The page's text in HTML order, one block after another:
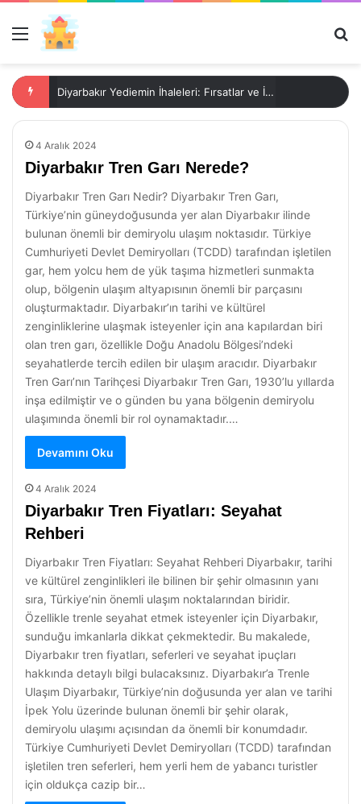
Menü
Diyarbakır Yediemin İhaleleri: Fırsatlar ve İpuçları
4 Aralık 2024
Diyarbakır Tren Garı Nerede?
Diyarbakır Tren Garı Nedir? Diyarbakır Tren Garı,
Türkiye’nin güneydoğusunda yer alan Diyarbakır ilinde
bulunan önemli bir demiryolu ulaşım noktasıdır. Türkiye
Cumhuriyeti Devlet Demiryolları (TCDD) tarafından işletilen
gar, hem yolcu hem de yük taşıma hizmetleri sunmakta
olup, bölgenin ulaşım altyapısının önemli bir parçasını
oluşturmaktadır. Diyarbakır’ın tarihi ve kültürel
zenginliklerine ulaşmak isteyenler için ana kapılardan biri
olan tren garı, özellikle Doğu Anadolu Bölgesi’ndeki
seyahatlerde tercih edilen bir ulaşım aracıdır. Diyarbakır
Tren Garı’nın Tarihçesi Diyarbakır Tren Garı, 1930’lu yıllarda
inşa edilmiştir ve o günden bu yana bölgenin demiryolu
ulaşımında önemli bir rol oynamaktadır.…
Devamını Oku
4 Aralık 2024
Diyarbakır Tren Fiyatları: Seyahat
Rehberi
Diyarbakır Tren Fiyatları: Seyahat Rehberi Diyarbakır, tarihi
ve kültürel zenginlikleri ile bilinen bir şehir olmasının yanı
sıra, Türkiye’nin önemli ulaşım noktalarından biridir.
Özellikle trenle seyahat etmek isteyenler için Diyarbakır,
sunduğu imkanlarla dikkat çekmektedir. Bu makalede,
Diyarbakır tren fiyatları, seferleri ve seyahat ipuçları
hakkında detaylı bilgi bulacaksınız. Diyarbakır’a Trenle
Ulaşım Diyarbakır, Türkiye’nin doğusunda yer alan ve tarihi
İpek Yolu üzerinde bulunan önemli bir şehir olarak,
demiryolu ulaşımı açısından da önemli bir konumdadır.
Türkiye Cumhuriyeti Devlet Demiryolları (TCDD) tarafından
işletilen tren seferleri, hem yerli hem de yabancı turistler
için oldukça cazip bir…